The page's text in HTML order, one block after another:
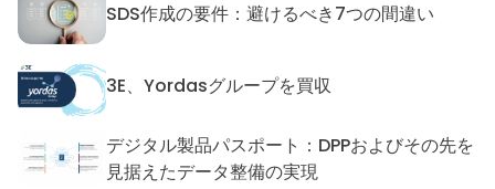
SDS作成の要件：避けるべき7つの間違い
SDS作成の要件：避けるべき7
3E、Yordasグループを買収3E、Yordasグループを買収
デジタル製品パスポート：DPPおよびその先を
見据えたデータ整備の実現デジタル製品パスポート：